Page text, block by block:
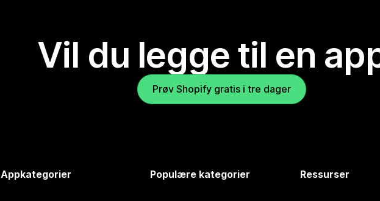
Vil du legge til en
Prøv Shopify gratis i tre dager
Appkategorier Populære kategorier Ressurser